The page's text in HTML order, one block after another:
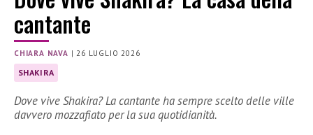
cantante
CHIARA NAVA |26 LUGLIO 2026
SHAKIRA
Dove vive Shakira? La cantante ha sempre scelto delle ville
davvero mozzafiato per la sua quotidianità.